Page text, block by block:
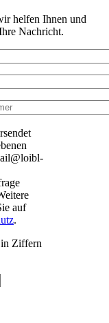
helfen Ihnen und
Nachricht.
auf
.
Ziffern